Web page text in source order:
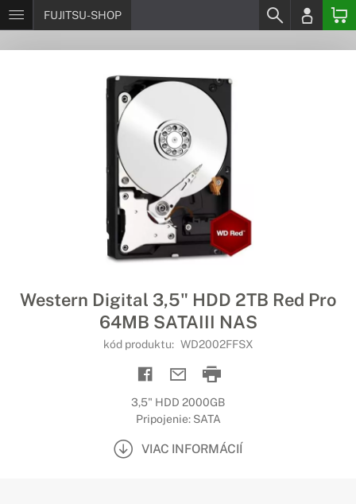
FUJITSU-SHOP
Western Digital 3,5" HDD 2TB Red Pro
64MB SATAIII NAS
kód produktu: WD2002FFSX
3,5" HDD 2000GB
Pripojenie: SATA
VIAC INFORMÁCIÍ